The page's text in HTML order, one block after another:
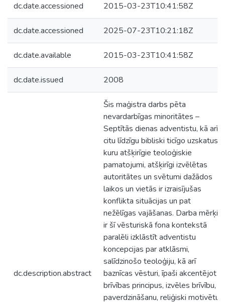
dc.date.accessioned 2015-03-23T10:41:58Z
dc.date.accessioned 2025-07-23T10:21:18Z
dc.date.available 2015-03-23T10:41:58Z
dc.date.issued 2008
dc.description.abstract
Šis maģistra darbs pēta
nevardarbīgas minoritātes –
Septītās dienas adventistu, kā arī
citu līdzīgu bibliski ticīgo uzskatus,
kuru atšķirīgie teoloģiskie
pamatojumi, atšķirīgi izvēlētas
autoritātes un svētumi dažādos
laikos un vietās ir izraisījušas
konflikta situācijas un pat
nežēlīgas vajāšanas. Darba mērķis
ir šī vēsturiskā fona kontekstā
paralēli izklāstīt adventistu
koncepcijas par atklāsmi,
salīdzinošo teoloģiju, kā arī
baznīcas vēsturi, īpaši akcentējot
brīvības principus, izvēles brīvību,
paverdzināšanu, reliģiski motivētu